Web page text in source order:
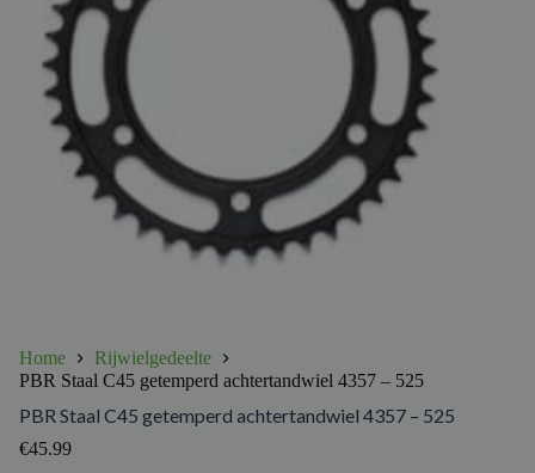
Home
Rijwielgedeelte
PBR Staal C45 getemperd achtertandwiel 4357 – 525
PBR Staal C45 getemperd achtertandwiel 4357 – 525
€45.99